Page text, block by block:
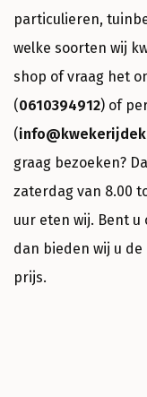
particulieren,
welke soorten wij
shop of vraag het
(0610394912) of
(
graag bezoeken?
zaterdag van 8.00
uur eten wij. Bent
dan bieden wij u
prijs.